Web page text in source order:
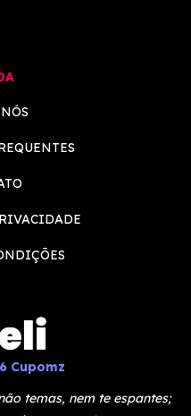
Cupomz
temas, nem te espantes;